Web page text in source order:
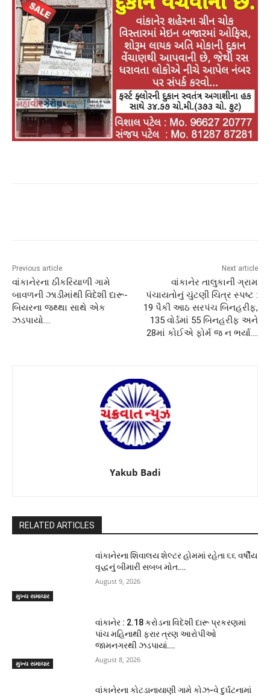
Previous article
વાંકાનેરના ઠીકરિયાળી ગામે
બાવળની ઝાડીમાંથી વિદેશી દારૂ-
બિયરના જથ્થા સાથે એક
ઝડપાયો….
Next article
વાંકાનેર તાલુકાની ગ્રામ
પંચાયતોનું ચુંટણી ચિત્ર સ્પષ્ટ :
19 પૈકી આઠ સરપંચ બિનહરીફ,
135 વોર્ડમાં 55 બિનહરીફ અને
28માં કોઈએ ફોર્મ જ ન ભર્યા….
Yakub Badi
RELATED ARTICLES
મુખ્ય સમાચાર
વાંકાનેરના શિવાલય શેલ્ટર હોમમાં રહેતા ૬૬ વર્ષીય
વૃદ્ધનું બીમારી સબબ મોત….
August 9, 2026
મુખ્ય સમાચાર
વાંકાનેર : 2.18 કરોડના વિદેશી દારૂ પ્રકરણમાં
પાંચ મહિનાથી ફરાર ત્રણ આરોપીઓ
જામનગરથી ઝડપાયાં….
August 8, 2026
વાંકાનેરના કોટડાનાયાણી ગામે કોઝ-વે દુર્ઘટનામાં